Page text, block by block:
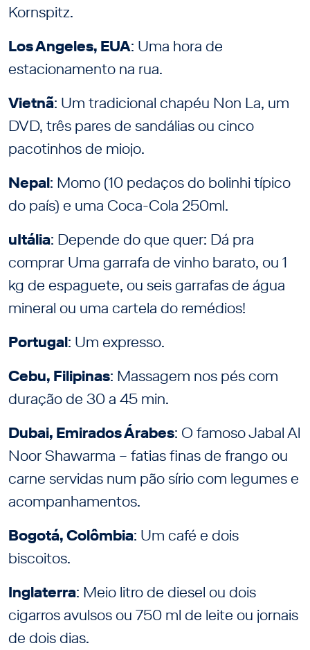
Kornspitz.
Los Angeles, EUA: Uma hora de
estacionamento na rua.
Vietnã: Um tradicional chapéu Non La, um
DVD, três pares de sandálias ou cinco
pacotinhos de miojo.
Nepal: Momo (10 pedaços do bolinhi típico
do país) e uma Coca-Cola 250ml.
uItália: Depende do que quer: Dá pra
comprar Uma garrafa de vinho barato, ou 1
kg de espaguete, ou seis garrafas de água
mineral ou uma cartela do remédios!
Portugal: Um expresso.
Cebu, Filipinas: Massagem nos pés com
duração de 30 a 45 min.
Dubai, Emirados Árabes: O famoso Jabal Al
Noor Shawarma – fatias finas de frango ou
carne servidas num pão sírio com legumes e
acompanhamentos.
Bogotá, Colômbia: Um café e dois
biscoitos.
Inglaterra: Meio litro de diesel ou dois
cigarros avulsos ou 750 ml de leite ou jornais
de dois dias.